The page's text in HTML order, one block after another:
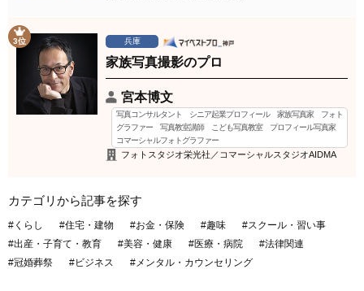
3位 兵庫
家族写真撮影のプロ
宮本博文
写真コンサルタント シニア起業プロフィール 家族写真家 フォト
グラファー 写真教室講師 こども写真教室 プロフィール写真家
コマーシャルフォトグラファー
フォトスタジオ栄光社／コマーシャルスタジオAIDMA
カテゴリから記事を探す
#くらし #住宅・建物 #お金・保険 #趣味
#スクール・習い事
#出産・子育て・教育
#美容・健康 #医療・病院
#法律関連
#冠婚葬祭
#ビジネス #メンタル・カウンセリング